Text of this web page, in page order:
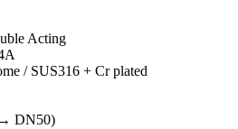
Acting
/ SUS316 + Cr plated
DN50)